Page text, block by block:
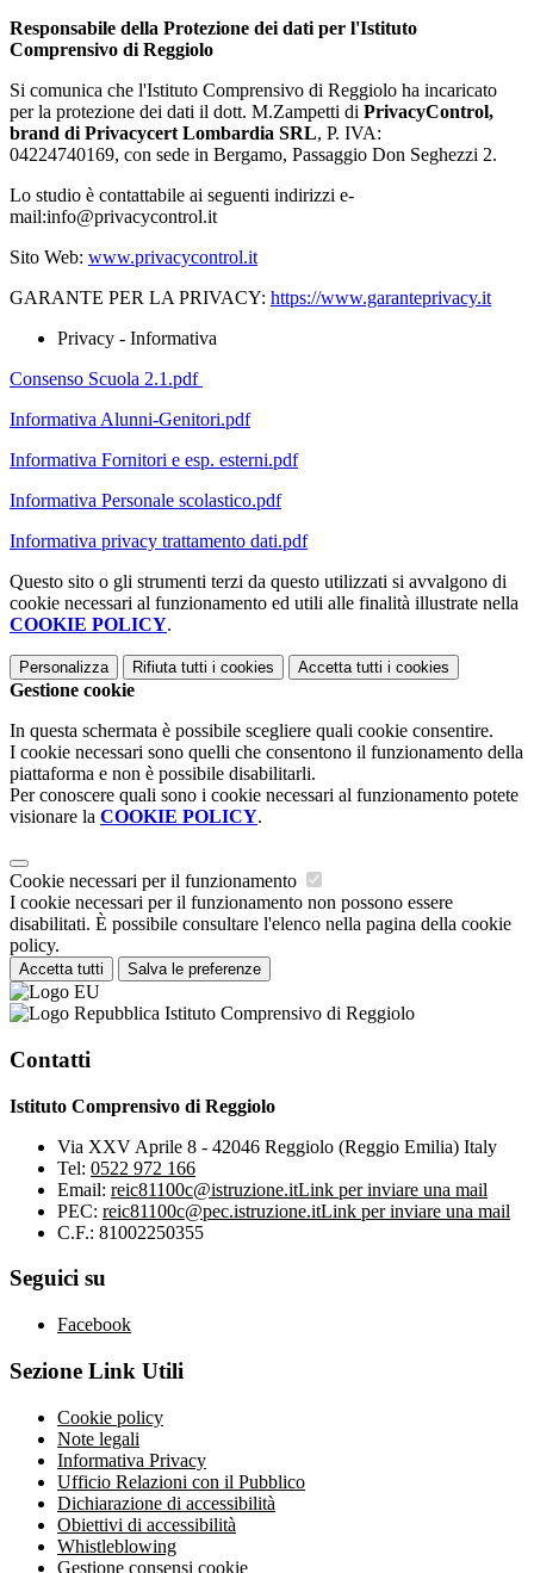
Responsabile della Protezione dei dati per l'Istituto
Comprensivo di Reggiolo
Si comunica che l'Istituto Comprensivo di Reggiolo ha incaricato
per la protezione dei dati il dott. M.Zampetti di PrivacyControl,
brand di Privacycert Lombardia SRL, P. IVA:
04224740169, con sede in Bergamo, Passaggio Don Seghezzi 2.
Lo studio è contattabile ai seguenti indirizzi e-
mail:info@privacycontrol.it
Sito Web: www.privacycontrol.it
GARANTE PER LA PRIVACY: https://www.garanteprivacy.it
Privacy - Informativa
Consenso Scuola 2.1.pdf
Informativa Alunni-Genitori.pdf
Informativa Fornitori e esp. esterni.pdf
Informativa Personale scolastico.pdf
Informativa privacy trattamento dati.pdf
Questo sito o gli strumenti terzi da questo utilizzati si avvalgono di
cookie necessari al funzionamento ed utili alle finalità illustrate nella
COOKIE POLICY.
Personalizza Rifiuta tutti i cookies Accetta tutti i cookies
Gestione cookie
In questa schermata è possibile scegliere quali cookie consentire.
I cookie necessari sono quelli che consentono il funzionamento della
piattaforma e non è possibile disabilitarli.
Per conoscere quali sono i cookie necessari al funzionamento potete
visionare la COOKIE POLICY.
Cookie necessari per il funzionamento
I cookie necessari per il funzionamento non possono essere
disabilitati. È possibile consultare l'elenco nella pagina della cookie
policy.
Accetta tutti Salva le preferenze
Istituto Comprensivo di Reggiolo
Contatti
Istituto Comprensivo di Reggiolo
Via XXV Aprile 8 - 42046 Reggiolo (Reggio Emilia) Italy
Tel: 0522 972 166
Email: reic81100c@istruzione.itLink per inviare una mail
PEC: reic81100c@pec.istruzione.itLink per inviare una mail
C.F.: 81002250355
Seguici su
Facebook
Sezione Link Utili
Cookie policy
Note legali
Informativa Privacy
Ufficio Relazioni con il Pubblico
Dichiarazione di accessibilità
Obiettivi di accessibilità
Whistleblowing
Gestione consensi cookie